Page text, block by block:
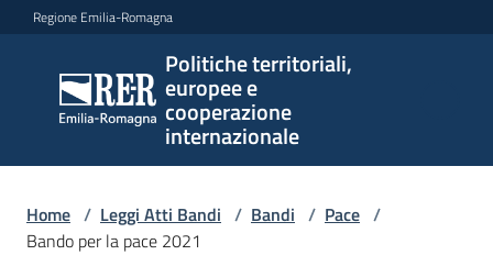
Vai al contenuto
Vai alla navigazione
Vai al footer
Regione Emilia-Romagna
Politiche territoriali,
europee e
cooperazione
internazionale
Politiche
territoriali,
europee e
cooperazione
Home / Leggi Atti Bandi / Bandi / Pace /
Bando per la pace 2021